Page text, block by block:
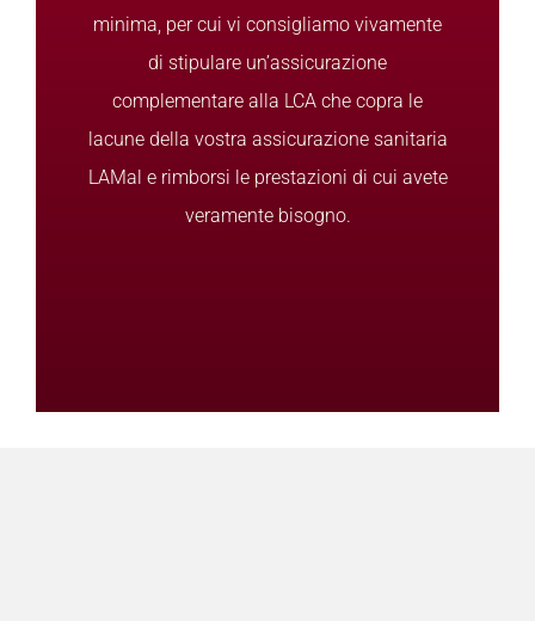
minima, per cui vi consigliamo vivamente
di stipulare un’assicurazione
complementare alla LCA che copra le
lacune della vostra assicurazione sanitaria
LAMal e rimborsi le prestazioni di cui avete
veramente bisogno.